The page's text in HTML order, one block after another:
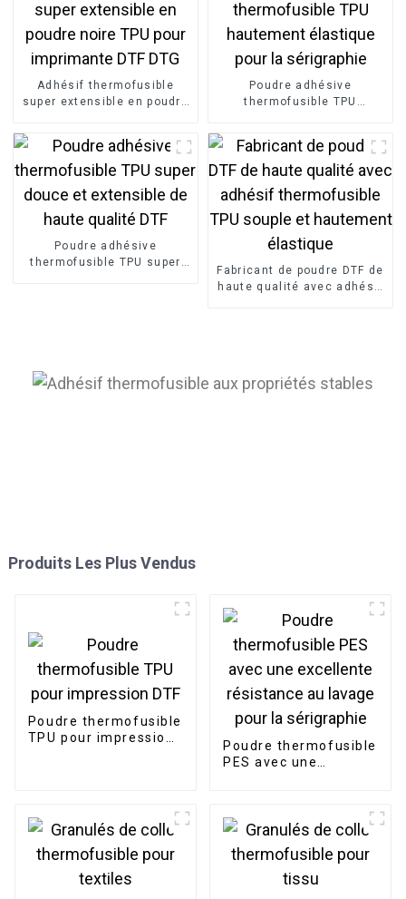
Adhésif thermofusible
super extensible en poudre
Poudre adhésive
thermofusible TPU
Poudre adhésive
thermofusible TPU super
Fabricant de poudre DTF de
haute qualité avec adhésif
Produits Les Plus Vendus
Poudre thermofusible
TPU pour impression
Poudre thermofusible
PES avec une